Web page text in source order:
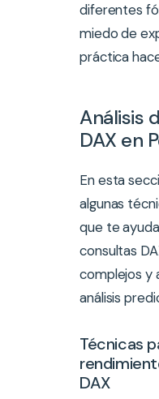
diferentes
miedo de
práctica
Análisis
DAX en
En esta
algunas
que te
consultas
complejos y
análisis
Técnicas
DAX